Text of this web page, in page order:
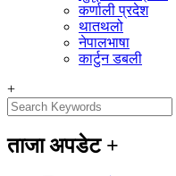
कर्णाली प्रदेश
थातथलो
नेपालभाषा
कार्टुन डबली
+
ताजा अपडेट +